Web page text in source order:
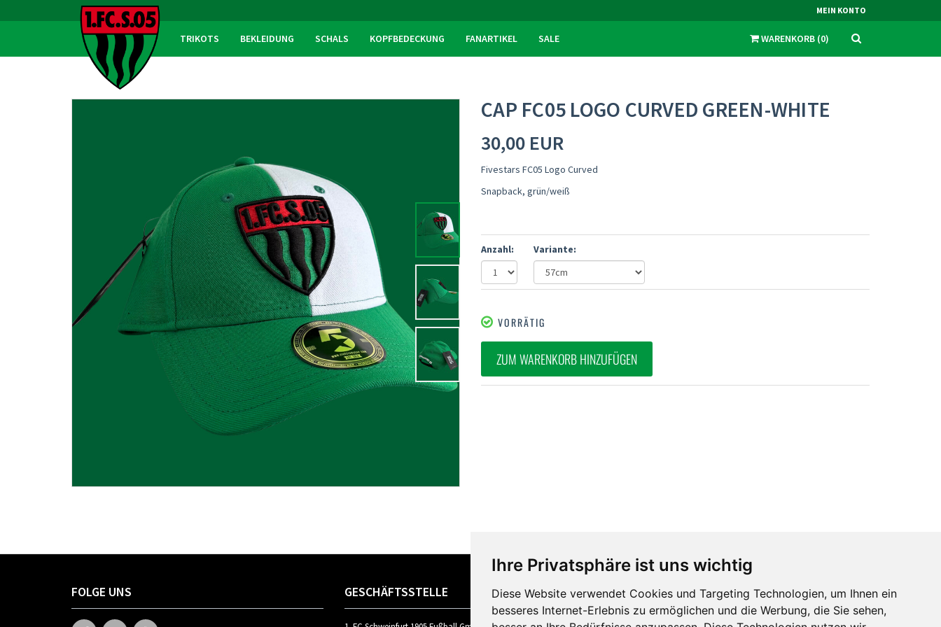
Ihre Privatsphäre ist uns wichtig
Diese Website verwendet Cookies und Targeting Technologien, um Ihnen ein
besseres Internet-Erlebnis zu ermöglichen und die Werbung, die Sie sehen,
MEIN KONTO
TRIKOTS BEKLEIDUNG SCHALS KOPFBEDECKUNG FANARTIKEL SALE WARENKORB (0)
CAP FC05 LOGO CURVED GREEN-WHITE
30,00 EUR
Fivestars FC05 Logo Curved
Snapback, grün/weiß
Anzahl: Variante:
VORRÄTIG
ZUM WARENKORB HINZUFÜGEN
FOLGE UNS GESCHÄFTSSTELLE RECHTLICHES